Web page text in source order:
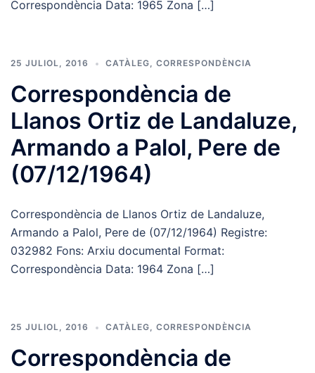
Correspondència Data: 1965 Zona […]
25 JULIOL, 2016 CATÀLEG, CORRESPONDÈNCIA
Correspondència de
Llanos Ortiz de Landaluze,
Armando a Palol, Pere de
(07/12/1964)
Correspondència de Llanos Ortiz de Landaluze,
Armando a Palol, Pere de (07/12/1964) Registre:
032982 Fons: Arxiu documental Format:
Correspondència Data: 1964 Zona […]
25 JULIOL, 2016 CATÀLEG, CORRESPONDÈNCIA
Correspondència de